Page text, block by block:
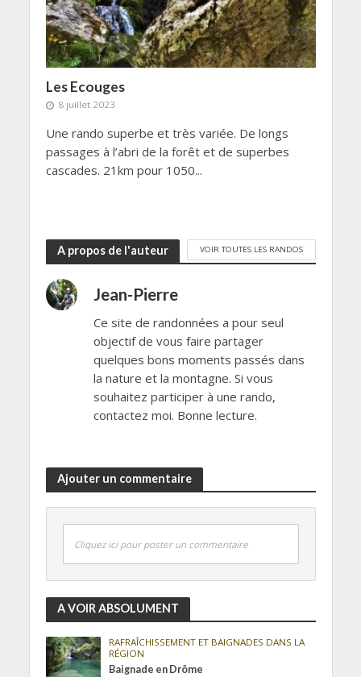
Les Ecouges
8 juillet 2023
Une rando superbe et très variée. De longs
passages à l’abri de la forêt et de superbes
cascades. 21km pour 1050...
A propos de l'auteur VOIR TOUTES LES RANDOS
Jean-Pierre
Ce site de randonnées a pour seul
objectif de vous faire partager
quelques bons moments passés dans
la nature et la montagne. Si vous
souhaitez participer à une rando,
contactez moi. Bonne lecture.
Ajouter un commentaire
Cliquez ici pour poster un commentaire
A VOIR ABSOLUMENT
RAFRAÎCHISSEMENT ET BAIGNADES DANS LA
RÉGION
Baignade en Drôme